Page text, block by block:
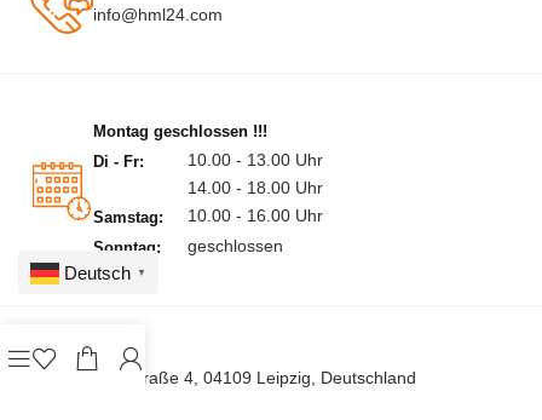
info@hml24.com
Montag geschlossen !!!
Di - Fr:
10.00 - 13.00 Uhr
14.00 - 18.00 Uhr
Samstag: 10.00 - 16.00 Uhr
Sonntag: geschlossen
Burgstraße 4, 04109 Leipzig, Deutschland
Deutsch ▼